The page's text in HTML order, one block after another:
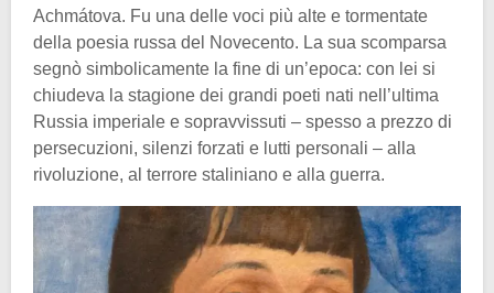
Achmátova. Fu una delle voci più alte e tormentate
della poesia russa del Novecento. La sua scomparsa
segnò simbolicamente la fine di un’epoca: con lei si
chiudeva la stagione dei grandi poeti nati nell’ultima
Russia imperiale e sopravvissuti – spesso a prezzo di
persecuzioni, silenzi forzati e lutti personali – alla
rivoluzione, al terrore staliniano e alla guerra.